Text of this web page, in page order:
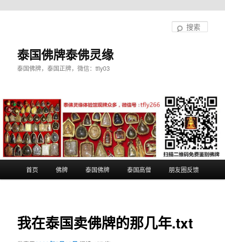
泰国佛牌泰佛灵缘
泰国佛牌，泰国正牌，微信：tfly03
首页 佛牌 泰国佛牌 泰国高僧 朋友圈反馈
我在泰国卖佛牌的那几年.txt